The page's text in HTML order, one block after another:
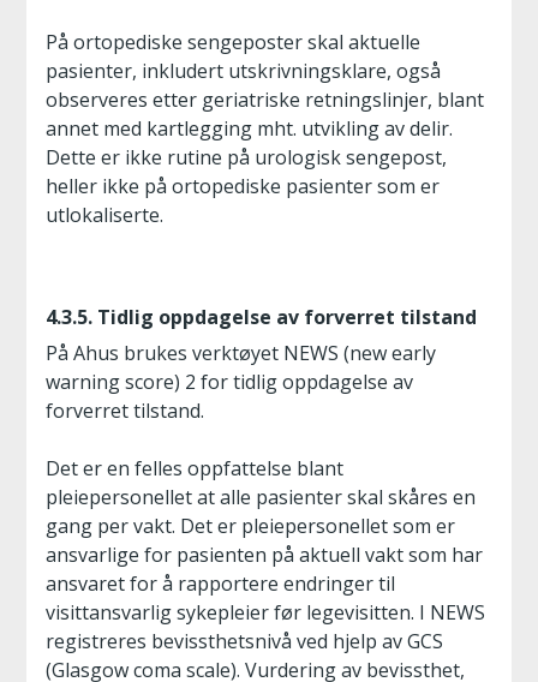
På ortopediske sengeposter skal aktuelle
pasienter, inkludert utskrivningsklare, også
observeres etter geriatriske retningslinjer, blant
annet med kartlegging mht. utvikling av delir.
Dette er ikke rutine på urologisk sengepost,
heller ikke på ortopediske pasienter som er
utlokaliserte.
4.3.5. Tidlig oppdagelse av forverret tilstand
På Ahus brukes verktøyet NEWS (new early
warning score) 2 for tidlig oppdagelse av
forverret tilstand.
Det er en felles oppfattelse blant
pleiepersonellet at alle pasienter skal skåres en
gang per vakt. Det er pleiepersonellet som er
ansvarlige for pasienten på aktuell vakt som har
ansvaret for å rapportere endringer til
visittansvarlig sykepleier før legevisitten. I NEWS
registreres bevissthetsnivå ved hjelp av GCS
(Glasgow coma scale). Vurdering av bevissthet,